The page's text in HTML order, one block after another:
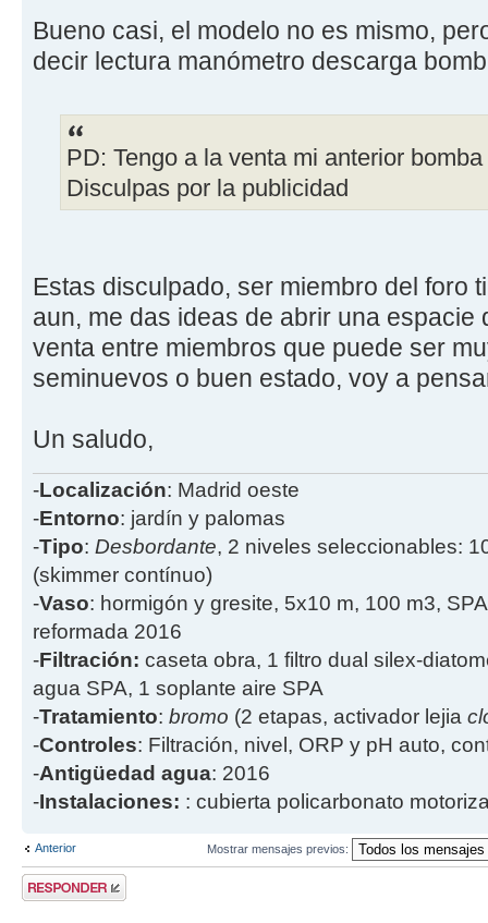
Bueno casi, el modelo no es mismo,
decir lectura manómetro descarga
PD: Tengo a la venta mi anterior
Disculpas por la publicidad
Estas disculpado, ser miembro del foro
aun, me das ideas de abrir una espacie
venta entre miembros que puede ser
seminuevos o buen estado, voy a
Un saludo,
-Localización: Madrid oeste
-Entorno: jardín y palomas
-Tipo: Desbordante, 2 niveles seleccionables:
(skimmer contínuo)
-Vaso: hormigón y gresite, 5x10 m, 100 m3,
reformada 2016
-Filtración: caseta obra, 1 filtro dual silex-
agua SPA, 1 soplante aire SPA
-Tratamiento: bromo (2 etapas, activador lejia
-Controles: Filtración, nivel, ORP y pH auto,
-Antigüedad agua: 2016
-Instalaciones: : cubierta policarbonato
Anterior Mostrar mensajes previos:
Publicar una
respuesta